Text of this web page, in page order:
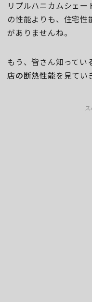
リプルハニカムシェー
の性能よりも、住宅性
がありませんね。
もう、皆さん知ってい
店の断熱性能を見てい